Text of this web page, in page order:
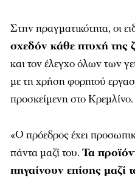
Στην πραγματικότητα, οι
σχεδόν κάθε πτυχή της
και τον έλεγχο όλων των
με τη χρήση φορητού
προσκείμενη στο Κρεμλίνο.
«Ο πρόεδρος έχει
πάντα μαζί του. Τα
πηγαίνουν επίσης μαζί